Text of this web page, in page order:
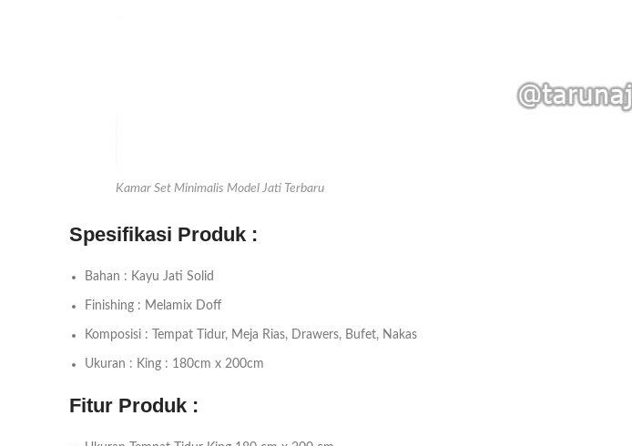
Kamar Set Minimalis Model Jati Terbaru
Spesifikasi Produk :
Bahan : Kayu Jati Solid
Finishing : Melamix Doff
Komposisi : Tempat Tidur, Meja Rias, Drawers, Bufet, Nakas
Ukuran : King : 180cm x 200cm
Fitur Produk :